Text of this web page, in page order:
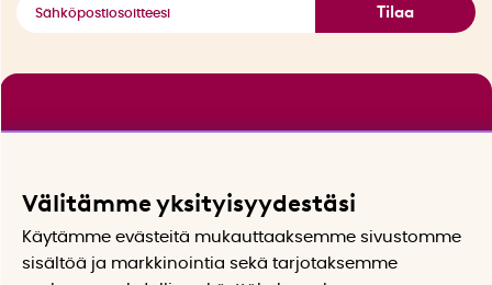
Tilaa
Välitämme yksityisyydestäsi
Käytämme evästeitä mukauttaaksemme sivustomme
sisältöä ja markkinointia sekä tarjotaksemme